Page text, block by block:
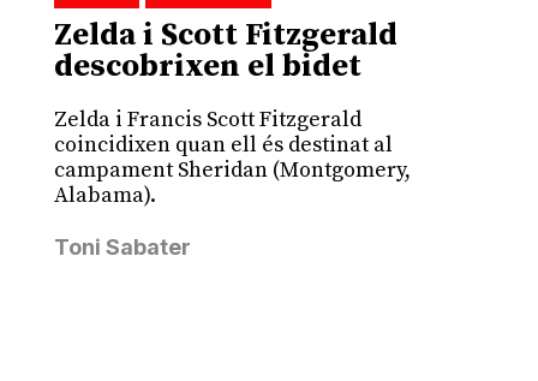
Zelda i Scott Fitzgerald
descobrixen el bidet
Zelda i Francis Scott Fitzgerald
coincidixen quan ell és destinat al
campament Sheridan (Montgomery,
Alabama).
Toni Sabater